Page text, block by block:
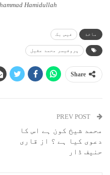
Hamidullah
ماخذ فیس بک
پروفیسر محمد عقیل
Share
محمد شیخ کون ہے اس کا
دعوی کیا ہے ؟ از قاری
حنیف ڈار